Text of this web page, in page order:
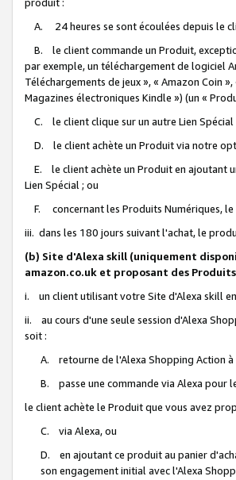
A. 24 heures se sont écoulées depuis le
B. le client commande un Produit,
par exemple, un téléchargement de logiciel
Téléchargements de jeux », « Amazon Coin
Magazines électroniques Kindle ») (un «
C. le client clique sur un autre Lien
D. le client achète un Produit via notre
E. le client achète un Produit en ajoutant
Lien Spécial ; ou
F. concernant les Produits Numériques, le
iii. dans les 180 jours suivant l'achat, le
(b) Site d'Alexa skill (uniquement
amazon.co.uk et proposant des
i. un client utilisant votre Site d'Alexa skill
ii. au cours d'une seule session d'Alexa
soit :
A. retourne de l'Alexa Shopping Action
B. passe une commande via Alexa pour
le client achète le Produit que vous avez
C. via Alexa, ou
D. en ajoutant ce produit au panier
son engagement initial avec l'Alexa